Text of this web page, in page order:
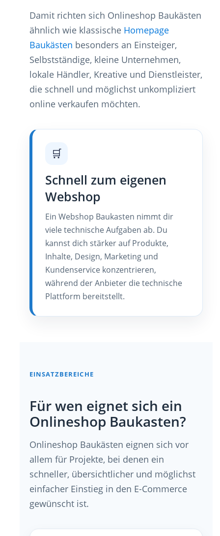
Damit richten sich Onlineshop Baukästen
ähnlich wie klassische Homepage
Baukästen besonders an Einsteiger,
Selbstständige, kleine Unternehmen,
lokale Händler, Kreative und Dienstleister,
die schnell und möglichst unkompliziert
online verkaufen möchten.
🛒
Schnell zum eigenen
Webshop
Ein Webshop Baukasten nimmt dir
viele technische Aufgaben ab. Du
kannst dich stärker auf Produkte,
Inhalte, Design, Marketing und
Kundenservice konzentrieren,
während der Anbieter die technische
Plattform bereitstellt.
EINSATZBEREICHE
Für wen eignet sich ein
Onlineshop Baukasten?
Onlineshop Baukästen eignen sich vor
allem für Projekte, bei denen ein
schneller, übersichtlicher und möglichst
einfacher Einstieg in den E-Commerce
gewünscht ist.